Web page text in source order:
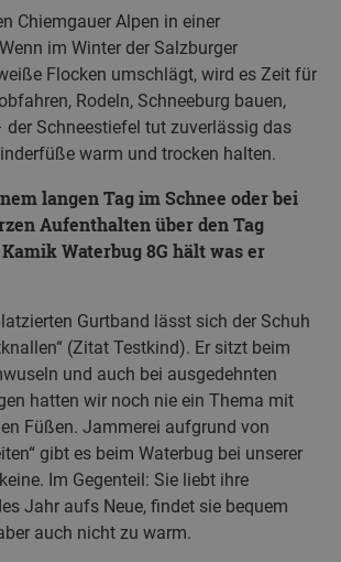
Chiemgauer Alpen in einer
im Winter der Salzburger
Flocken umschlägt, wird es Zeit für
Rodeln, Schneeburg bauen,
der Schneestiefel tut zuverlässig das
warm und trocken halten.
langen Tag im Schnee oder bei
Aufenthalten über den Tag
Waterbug 8G hält was er
Gurtband lässt sich der Schuh
(Zitat Testkind). Er sitzt beim
und auch bei ausgedehnten
hatten wir noch nie ein Thema mit
Füßen. Jammerei aufgrund von
gibt es beim Waterbug bei unserer
Im Gegenteil: Sie liebt ihre
Jahr aufs Neue, findet sie bequem
auch nicht zu warm.